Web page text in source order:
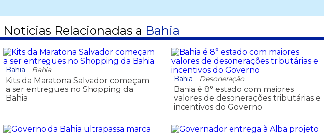
Notícias Relacionadas a Bahia
Bahia - Bahia
Kits da Maratona Salvador começam
a ser entregues no Shopping da
Bahia
Bahia - Desoneração
Bahia é 8° estado com maiores
valores de desonerações tributárias e
incentivos do Governo